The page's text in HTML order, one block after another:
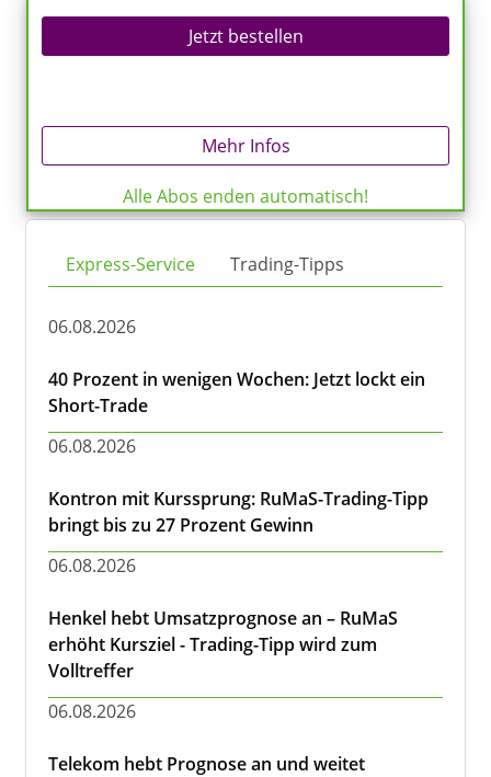
Jetzt bestellen
Mehr Infos
Alle Abos enden automatisch!
Express-Service Trading-Tipps
06.08.2026
40 Prozent in wenigen Wochen: Jetzt lockt ein
Short-Trade
06.08.2026
Kontron mit Kurssprung: RuMaS-Trading-Tipp
bringt bis zu 27 Prozent Gewinn
06.08.2026
Henkel hebt Umsatzprognose an – RuMaS
erhöht Kursziel - Trading-Tipp wird zum
Volltreffer
06.08.2026
Telekom hebt Prognose an und weitet